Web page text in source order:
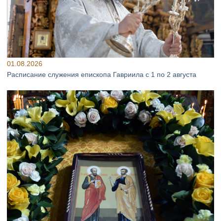
01.08.2026
Расписание служения епископа Гавриила с 1 по 2 августа